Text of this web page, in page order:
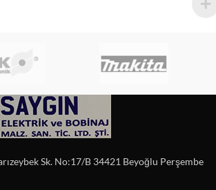
Sk. No:17/B 34421 Beyoğlu Perşembe